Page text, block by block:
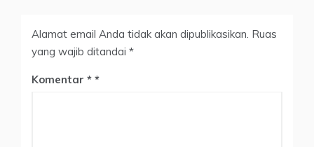
Alamat email Anda tidak akan dipublikasikan. Ruas
yang wajib ditandai *
Komentar *